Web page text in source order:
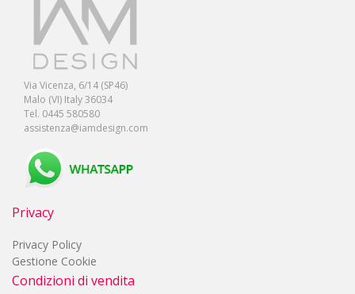
Via Vicenza, 6/14 (SP46)
Malo (VI) Italy 36034
Tel. 0445 580580
assistenza@iamdesign.com
Privacy
Privacy Policy
Gestione Cookie
Condizioni di vendita